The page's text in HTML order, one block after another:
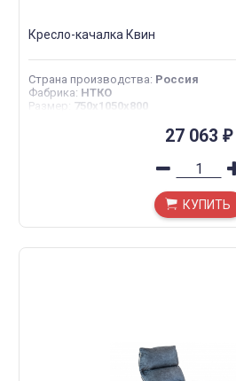
Кресло-качалка Квин
Страна производства: Россия
Фабрика: НТКО
Размер : 750x1050x800
27 063 ₽
КУПИТЬ